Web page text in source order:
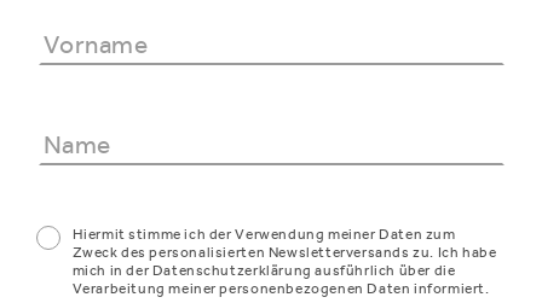
Hiermit stimme ich der Verwendung meiner Daten zum
Zweck des personalisierten Newsletterversands zu. Ich habe
mich in der Datenschutzerklärung ausführlich über die
Verarbeitung meiner personenbezogenen Daten informiert.